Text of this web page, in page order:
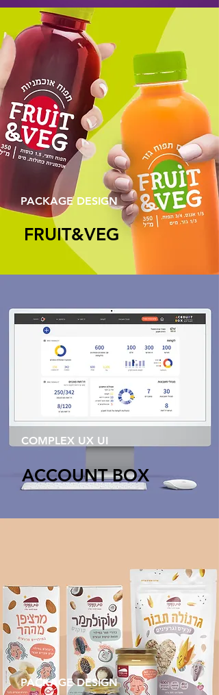
PACKAGE DESIGN
FRUIT&VEG
ACCOUNT BOX
COMPLEX UX UI
PACKAGE DESIGN